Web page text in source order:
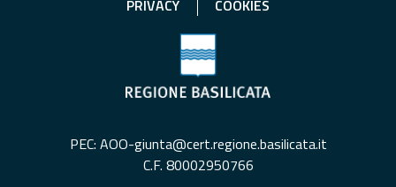
PRIVACY
COOKIES
PEC: AOO-giunta@cert.regione.basilicata.it
C.F. 80002950766